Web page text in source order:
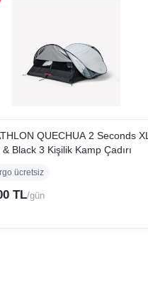
QUECHUA 2 Seconds XL
Black 3 Kişilik Kamp Çadırı
ücretsiz
TL/gün